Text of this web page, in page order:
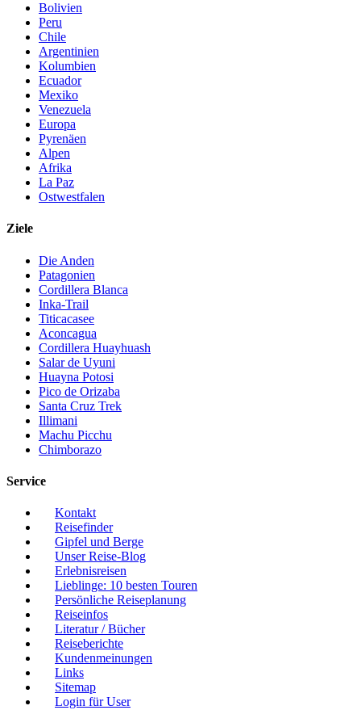
Bolivien
Peru
Chile
Argentinien
Kolumbien
Ecuador
Mexiko
Venezuela
Europa
Pyrenäen
Alpen
Afrika
La Paz
Ostwestfalen
Ziele
Die Anden
Patagonien
Cordillera Blanca
Inka-Trail
Titicacasee
Aconcagua
Cordillera Huayhuash
Salar de Uyuni
Huayna Potosi
Pico de Orizaba
Santa Cruz Trek
Illimani
Machu Picchu
Chimborazo
Service
Kontakt
Reisefinder
Gipfel und Berge
Unser Reise-Blog
Erlebnisreisen
Lieblinge: 10 besten Touren
Persönliche Reiseplanung
Reiseinfos
Literatur / Bücher
Reiseberichte
Kundenmeinungen
Links
Sitemap
Login für User